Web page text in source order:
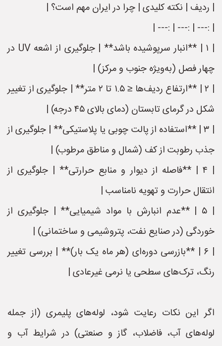
| ردیف | نکته کلیدی | چرا در ایران مهم است؟ |
| :--- | :--- | :--- |
| ۱ | **انبار سرپوشیده باشد** | جلوگیری از اشعه UV در
چهار فصل (به‌ویژه جنوب و مرکز) |
| ۲ | **ارتفاع ردیف‌ها ≤ ۱.۵ تا ۲ متر** | جلوگیری از تغییر
شکل در گرمای تابستان (دمای بالای ۴۵ درجه) |
| ۳ | **استفاده از پالت چوبی یا پلاستیکی** | جلوگیری از
جذب رطوبت از کف (شمال و مناطق مرطوب) |
| ۴ | **فاصله از دیوار و منابع حرارتی** | جلوگیری از
انتقال حرارت و تهویه نامناسب |
| ۵ | **عدم انبارش با مواد شیمیایی** | جلوگیری از
خوردگی (در صنایع نفت، پتروشیمی و ساختمانی) |
| ۶ | **بازرسی دوره‌ای (هر ماه یک بار)** | بررسی تغییر
رنگ، ترک‌های سطحی یا نرمی غیرعادی |
اگر این نکات رعایت شود، لوله‌های پلیمری (از جمله
لوله‌های آب، فاضلاب، گاز و صنعتی) در شرایط آب و